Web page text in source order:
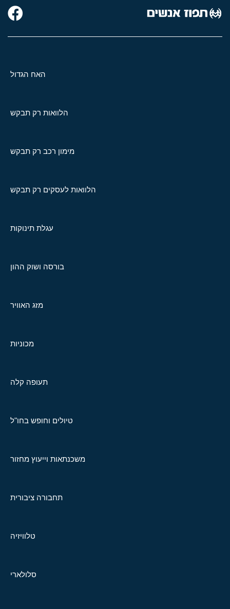
האח הגדול
הלוואות רק תבקש
מימון רכב רק תבקש
הלוואות לעסקים רק תבקש
עגלת תינוקות
בורסה ושוק ההון
מזג האוויר
מכוניות
תעופה קלה
טיולים וחופש בחו"ל
משכנתאות וייעוץ מחזור
תחבורה ציבורית
טלוויזיה
סלולארי